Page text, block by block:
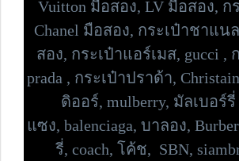
Vuitton มือสอง, LV มือสอง, ก
Chanel มือสอง, กระเป๋าชาแน
สอง, กระเป๋าแอร์เมส, gucci ,
prada , กระเป๋าปราด้า,
ดิออร์, mulberry, มัลเบอร์รี่
แซง, balenciaga, บาลอง,
รี่, coach, โค้ช, SBN,